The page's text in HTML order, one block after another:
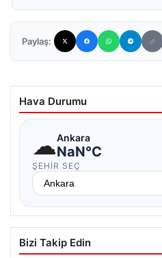
Paylaş:
Hava Durumu
☁Ankara
NaN°C
ŞEHIR SEÇ
Bizi Takip Edin